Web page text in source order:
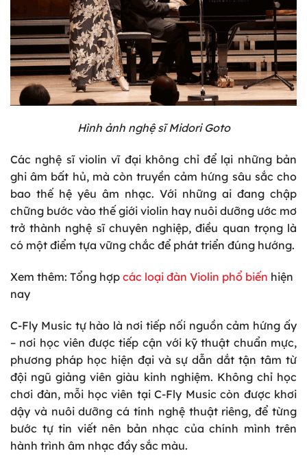
Hình ảnh nghệ sĩ Midori Goto
Các nghệ sĩ violin vĩ đại không chỉ để lại những bản
ghi âm bất hủ, mà còn truyền cảm hứng sâu sắc cho
bao thế hệ yêu âm nhạc. Với những ai đang chập
chững bước vào thế giới violin hay nuôi dưỡng ước mơ
trở thành nghệ sĩ chuyên nghiệp, điều quan trọng là
có một điểm tựa vững chắc để phát triển đúng hướng.
Xem thêm: Tổng hợp các loại đàn Violin phổ biến hiện
nay
C-Fly Music tự hào là nơi tiếp nối nguồn cảm hứng ấy
– nơi học viên được tiếp cận với kỹ thuật chuẩn mực,
phương pháp học hiện đại và sự dẫn dắt tận tâm từ
đội ngũ giảng viên giàu kinh nghiệm. Không chỉ học
chơi đàn, mỗi học viên tại C-Fly Music còn được khơi
dậy và nuôi dưỡng cá tính nghệ thuật riêng, để từng
bước tự tin viết nên bản nhạc của chính mình trên
hành trình âm nhạc đầy sắc màu.